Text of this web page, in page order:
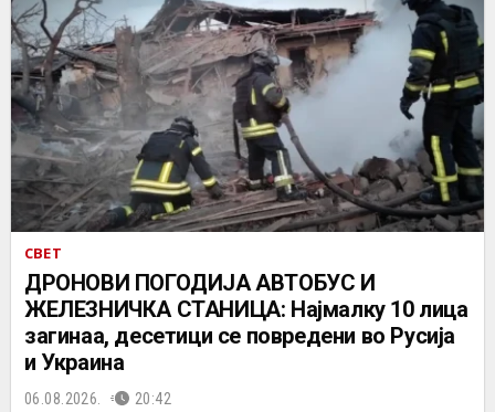
СВЕТ
ДРОНОВИ ПОГОДИЈА АВТОБУС И
ЖЕЛЕЗНИЧКА СТАНИЦА: Најмалку 10 лица
загинаа, десетици се повредени во Русија
и Украина
06.08.2026. 20:42